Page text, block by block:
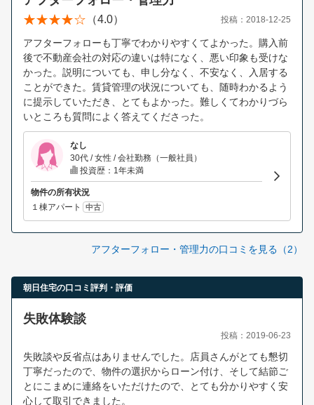
（4.0） 投稿：2018-12-25
アフターフォローも丁寧でわかりやすくてよかった。購入前
後で不動産会社の対応の違いは特になく、悪い印象も受けな
かった。説明についても、申し分なく、不安なく、入居する
ことができた。賃貸管理の状況についても、随時わかるよう
に提示していただき、とてもよかった。難しくてわかりづら
いところも質問によく答えてくださった。
なし
30代 / 女性 / 会社勤務（一般社員）
投資歴：1年未満
物件の所有状況
１棟アパート
中古
アフターフォロー・管理力の口コミを見る（2）
朝日住宅の口コミ評判・評価
失敗体験談
投稿：2019-06-23
失敗談や反省点はありませんでした。店員さんがとても懇切
丁寧だったので、物件の選択からローン付け、そして結節ご
とにこまめに連絡をいただけたので、とても分かりやすく安
心して取引できました。